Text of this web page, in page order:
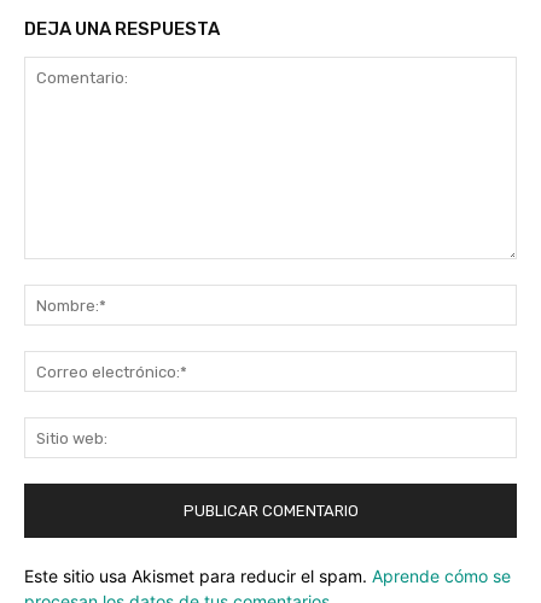
DEJA UNA RESPUESTA
Este sitio usa Akismet para reducir el spam. Aprende cómo se